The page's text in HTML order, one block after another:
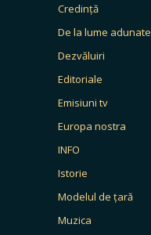
Credință
De la lume adunate
Dezvăluiri
Editoriale
Emisiuni tv
Europa nostra
INFO
Istorie
Modelul de țară
Muzica